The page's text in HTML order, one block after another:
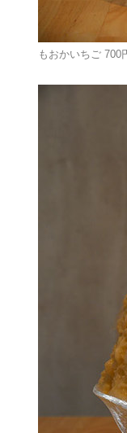
もおかいちご 700